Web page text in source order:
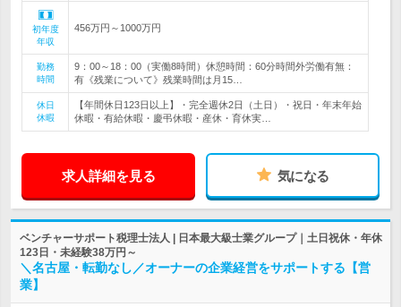
初年度
年収
456万円～1000万円
勤務
時間
9：00～18：00（実働8時間）休憩時間：60分時間外労働有無：
有《残業について》残業時間は月15…
休日
休暇
【年間休日123日以上】・完全週休2日（土日）・祝日・年末年始
休暇・有給休暇・慶弔休暇・産休・育休実…
求人詳細を見る 気になる
ベンチャーサポート税理士法人 | 日本最大級士業グループ｜土日祝休・年休
123日・未経験38万円～
＼名古屋・転勤なし／オーナーの企業経営をサポートする【営
業】